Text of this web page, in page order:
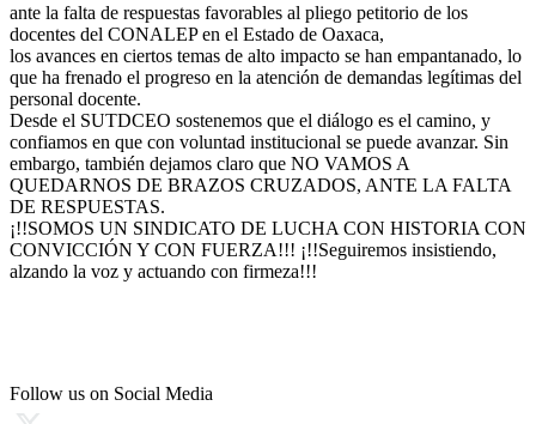
ante la falta de respuestas favorables al pliego petitorio de los
docentes del CONALEP en el Estado de Oaxaca,
los avances en ciertos temas de alto impacto se han empantanado, lo
que ha frenado el progreso en la atención de demandas legítimas del
personal docente.
Desde el SUTDCEO sostenemos que el diálogo es el camino, y
confiamos en que con voluntad institucional se puede avanzar. Sin
embargo, también dejamos claro que NO VAMOS A
QUEDARNOS DE BRAZOS CRUZADOS, ANTE LA FALTA
DE RESPUESTAS.
¡!!SOMOS UN SINDICATO DE LUCHA CON HISTORIA CON
CONVICCIÓN Y CON FUERZA!!! ¡!!Seguiremos insistiendo,
alzando la voz y actuando con firmeza!!!
Follow us on Social Media